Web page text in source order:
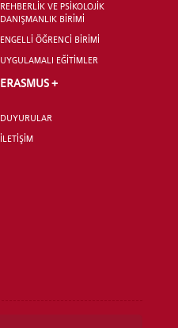
REHBERLİK VE PSİKOLOJİK
DANIŞMANLIK BİRİMİ
ENGELLİ ÖĞRENCİ BİRİMİ
UYGULAMALI EĞİTİMLER
ERASMUS +
DUYURULAR
İLETİŞİM